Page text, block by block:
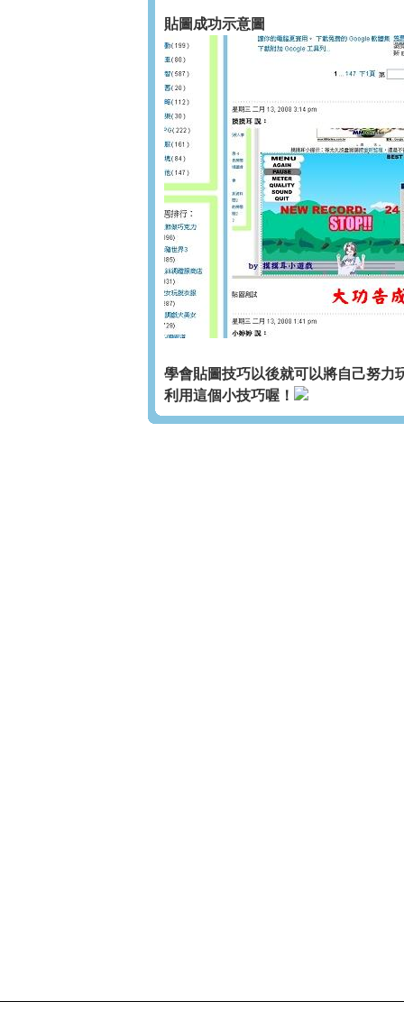
貼圖成功示意圖
學會貼圖技巧以後就可以將自己努力
利用這個小技巧喔！